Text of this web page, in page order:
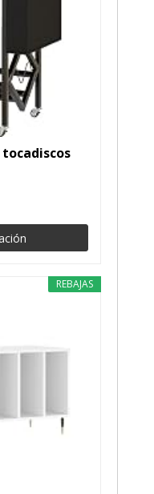
tocadiscos
REBAJAS